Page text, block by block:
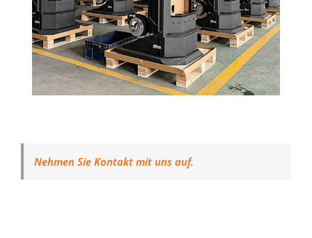
Nehmen Sie Kontakt mit uns auf.